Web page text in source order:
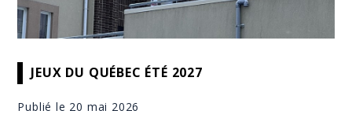
JEUX DU QUÉBEC ÉTÉ 2027
Publié le 20 mai 2026